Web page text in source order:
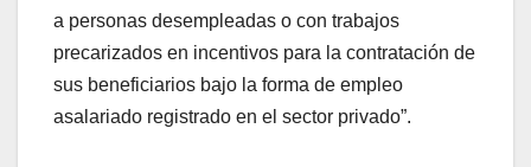
a personas desempleadas o con trabajos
precarizados en incentivos para la contratación de
sus beneficiarios bajo la forma de empleo
asalariado registrado en el sector privado”.